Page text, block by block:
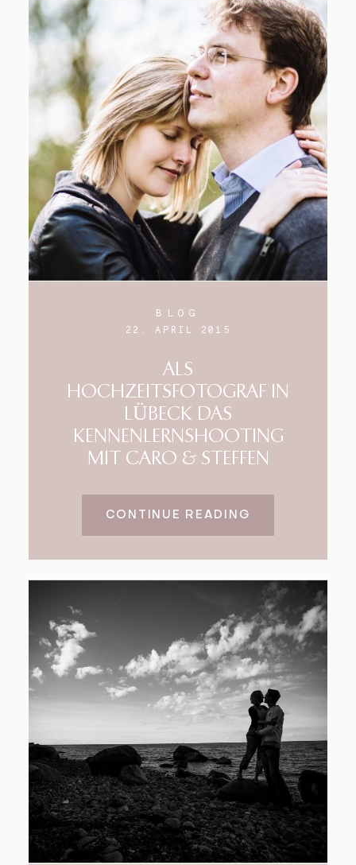
BLOG
22. APRIL 2015
ALS
HOCHZEITSFOTOGRAF IN
LÜBECK DAS
KENNENLERNSHOOTING
MIT CARO & STEFFEN
CONTINUE READING